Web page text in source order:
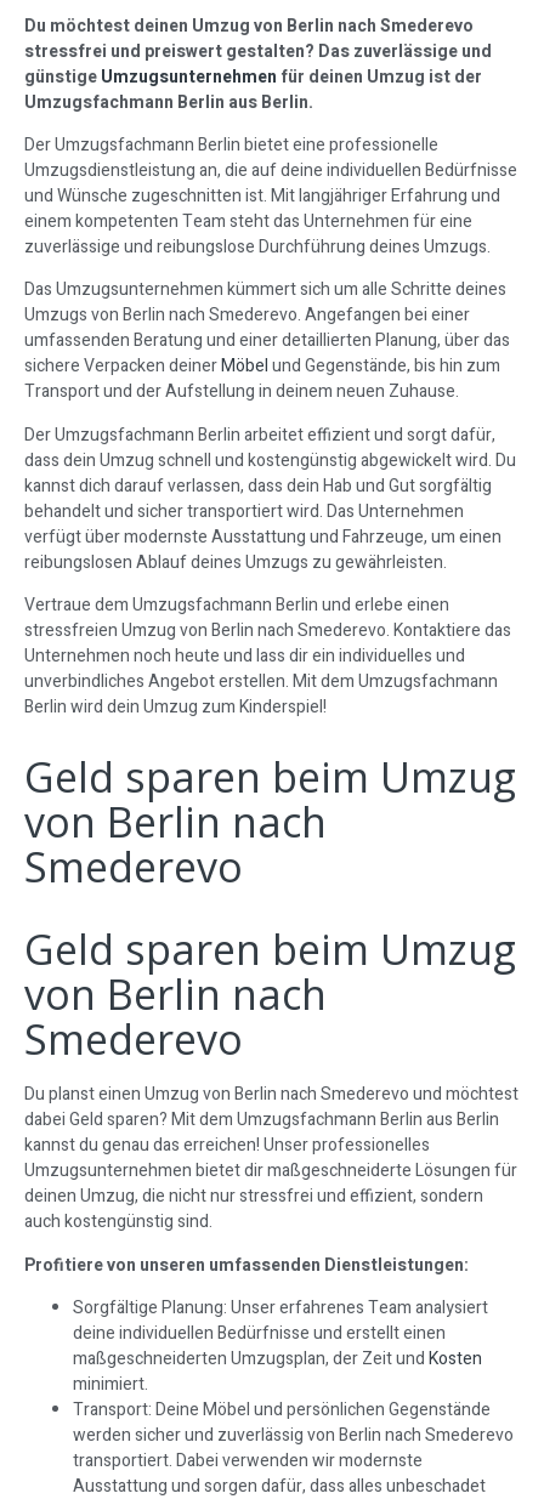
Du möchtest deinen Umzug von Berlin nach Smederevo
stressfrei und preiswert gestalten? Das zuverlässige und
günstigeUmzugsunternehmen für deinen Umzug ist der
Umzugsfachmann Berlin aus Berlin.
Der Umzugsfachmann Berlin bietet eine professionelle
Umzugsdienstleistung an, die auf deine individuellen Bedürfnisse
und Wünsche zugeschnitten ist. Mit langjähriger Erfahrung und
einem kompetenten Team steht das Unternehmen für eine
zuverlässige und reibungslose Durchführung deines Umzugs.
Das Umzugsunternehmen kümmert sich um alle Schritte deines
Umzugs von Berlin nach Smederevo. Angefangen bei einer
umfassenden Beratung und einer detaillierten Planung, über das
sichere Verpacken deinerMöbelund Gegenstände, bis hin zum
Transport und der Aufstellung in deinem neuen Zuhause.
Der Umzugsfachmann Berlin arbeitet effizient und sorgt dafür,
dass dein Umzug schnell und kostengünstig abgewickelt wird. Du
kannst dich darauf verlassen, dass dein Hab und Gut sorgfältig
behandelt und sicher transportiert wird. Das Unternehmen
verfügt über modernste Ausstattung und Fahrzeuge, um einen
reibungslosen Ablauf deines Umzugs zu gewährleisten.
Vertraue dem Umzugsfachmann Berlin und erlebe einen
stressfreien Umzug von Berlin nach Smederevo. Kontaktiere das
Unternehmen noch heute und lass dir ein individuelles und
unverbindliches Angebot erstellen. Mit dem Umzugsfachmann
Berlin wird dein Umzug zum Kinderspiel!
Geld sparen beim Umzug
von Berlin nach
Smederevo
Geld sparen beim Umzug
von Berlin nach
Smederevo
Du planst einen Umzug von Berlin nach Smederevo und möchtest
dabei Geld sparen? Mit dem Umzugsfachmann Berlin aus Berlin
kannst du genau das erreichen! Unser professionelles
Umzugsunternehmen bietet dir maßgeschneiderte Lösungen für
deinen Umzug, die nicht nur stressfrei und effizient, sondern
auch kostengünstig sind.
Profitiere von unseren umfassenden Dienstleistungen:
Sorgfältige Planung: Unser erfahrenes Team analysiert
deine individuellen Bedürfnisse und erstellt einen
maßgeschneiderten Umzugsplan, der Zeit undKosten
minimiert.
Transport: Deine Möbel und persönlichen Gegenstände
werden sicher und zuverlässig von Berlin nach Smederevo
transportiert. Dabei verwenden wir modernste
Ausstattung und sorgen dafür, dass alles unbeschadet